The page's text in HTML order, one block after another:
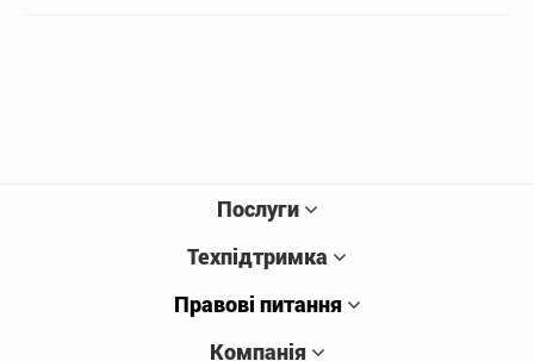
Послуги
Техпідтримка
Правові питання
Компанія